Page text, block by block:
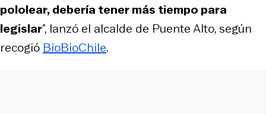
pololear, debería tener más tiempo para
legislar”, lanzó el alcalde de Puente Alto, según
recogió BioBioChile.